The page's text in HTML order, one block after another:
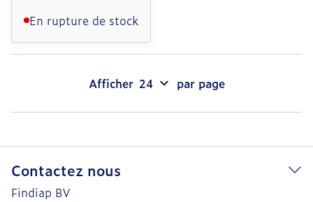
En rupture de stock
Afficher par page
Contactez nous
Findiap BV